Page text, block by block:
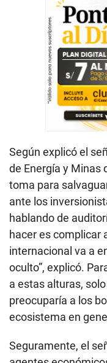
Según explicó el
de Energía y Minas
toma para
ante los
hablando de
hacer es complicar
internacional va a
oculto”, explicó.
a estas alturas,
preocuparía a los
ecosistema en
Seguramente, el